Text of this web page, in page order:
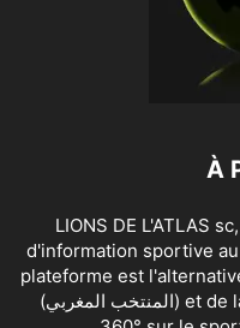
À
LIONS DE L'ATLAS
d'information sportive
plateforme est
(المنتخب المغربي) et de la Botola Pro avec un regard de